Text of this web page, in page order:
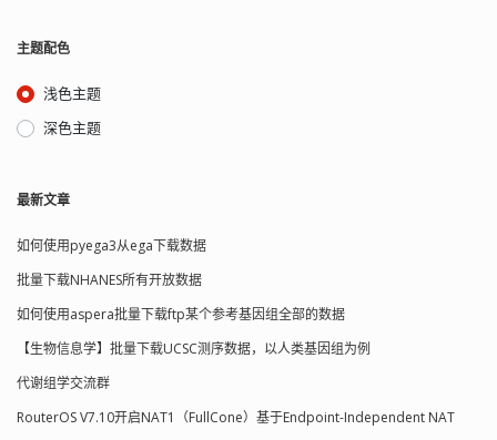
主题配色
浅色主题
深色主题
最新文章
如何使用pyega3从ega下载数据
批量下载NHANES所有开放数据
如何使用aspera批量下载ftp某个参考基因组全部的数据
【生物信息学】批量下载UCSC测序数据，以人类基因组为例
代谢组学交流群
RouterOS V7.10开启NAT1（FullCone）基于Endpoint-Independent NAT